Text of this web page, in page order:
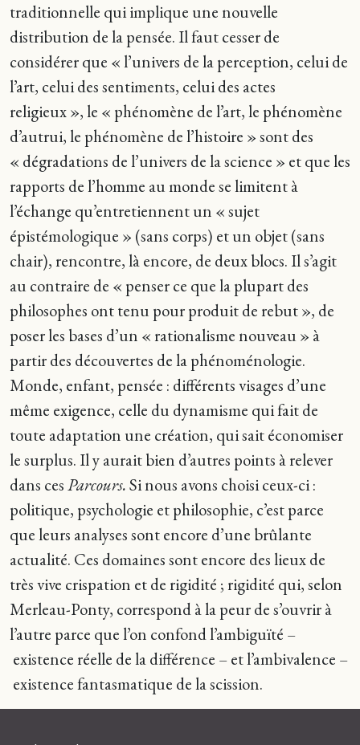
traditionnelle qui implique une nouvelle
distribution de la pensée. Il faut cesser de
considérer que « l’univers de la perception, celui de
l’art, celui des sentiments, celui des actes
religieux », le « phénomène de l’art, le phénomène
d’autrui, le phénomène de l’histoire » sont des
« dégradations de l’univers de la science » et que les
rapports de l’homme au monde se limitent à
l’échange qu’entretiennent un « sujet
épistémologique » (sans corps) et un objet (sans
chair), rencontre, là encore, de deux blocs. Il s’agit
au contraire de « penser ce que la plupart des
philosophes ont tenu pour produit de rebut », de
poser les bases d’un « rationalisme nouveau » à
partir des découvertes de la phénoménologie.
Monde, enfant, pensée : différents visages d’une
même exigence, celle du dynamisme qui fait de
toute adaptation une création, qui sait économiser
le surplus. Il y aurait bien d’autres points à relever
dans cesParcours.Si nous avons choisi ceux-ci :
politique, psychologie et philosophie, c’est parce
que leurs analyses sont encore d’une brûlante
actualité. Ces domaines sont encore des lieux de
très vive crispation et de rigidité ; rigidité qui, selon
Merleau-Ponty, correspond à la peur de s’ouvrir à
l’autre parce que l’on confond l’ambiguïté –
existence réelle de la différence – et l’ambivalence –
existence fantasmatique de la scission.